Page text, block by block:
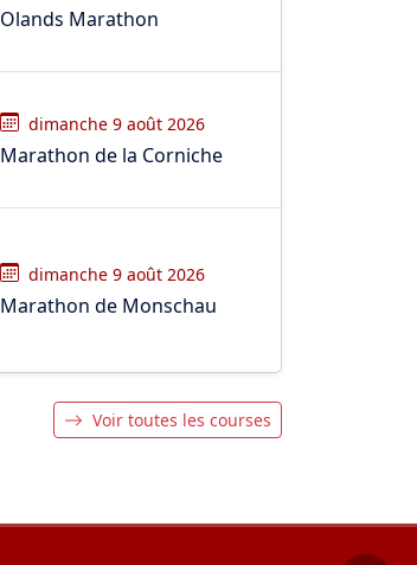
Olands Marathon
dimanche 9 août 2026
Marathon de la Corniche
dimanche 9 août 2026
Marathon de Monschau
Voir toutes les courses